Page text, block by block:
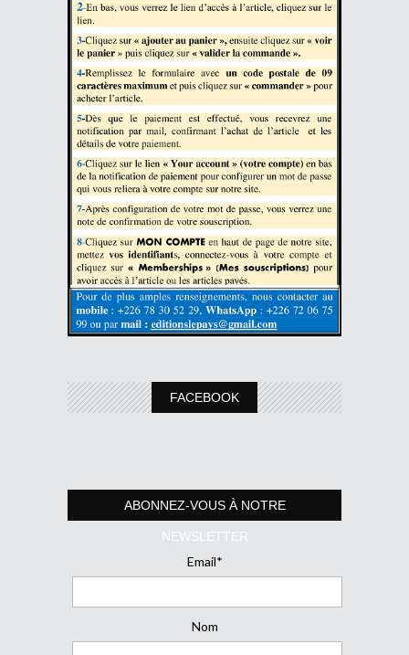
FACEBOOK
ABONNEZ-VOUS À NOTRE
NEWSLETTER
Email*
Nom